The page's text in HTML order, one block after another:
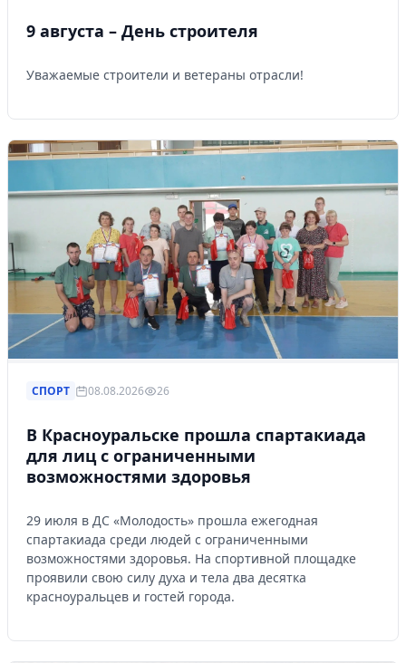
9 августа – День строителя
Уважаемые строители и ветераны отрасли!
СПОРТ 08.08.2026 26
В Красноуральске прошла спартакиада
для лиц с ограниченными
возможностями здоровья
29 июля в ДС «Молодость» прошла ежегодная
спартакиада среди людей с ограниченными
возможностями здоровья. На спортивной площадке
проявили свою силу духа и тела два десятка
красноуральцев и гостей города.